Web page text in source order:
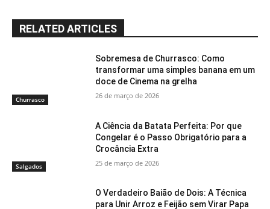
RELATED ARTICLES
Churrasco
Sobremesa de Churrasco: Como
transformar uma simples banana em um
doce de Cinema na grelha
26 de março de 2026
Salgados
A Ciência da Batata Perfeita: Por que
Congelar é o Passo Obrigatório para a
Crocância Extra
25 de março de 2026
O Verdadeiro Baião de Dois: A Técnica
para Unir Arroz e Feijão sem Virar Papa